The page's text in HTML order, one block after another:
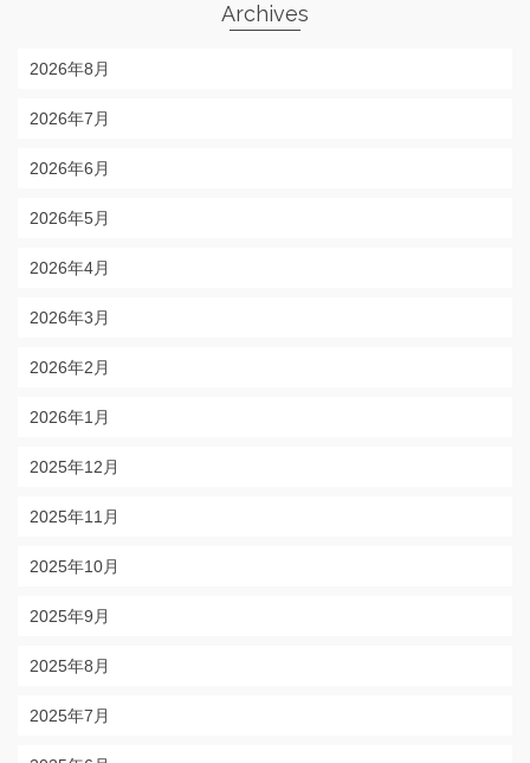
Archives
2026年8月
2026年7月
2026年6月
2026年5月
2026年4月
2026年3月
2026年2月
2026年1月
2025年12月
2025年11月
2025年10月
2025年9月
2025年8月
2025年7月